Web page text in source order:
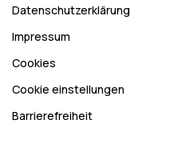
Datenschutzerklärung
Impressum
Cookies
Cookie einstellungen
Barrierefreiheit